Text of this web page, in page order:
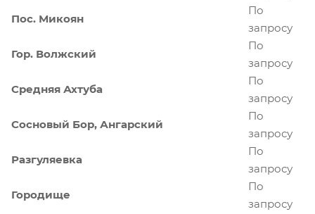
Пос. Микоян
По
запросу
Гор. Волжский
По
запросу
Средняя Ахтуба
По
запросу
Сосновый Бор, Ангарский
По
запросу
Разгуляевка
По
запросу
Городище
По
запросу